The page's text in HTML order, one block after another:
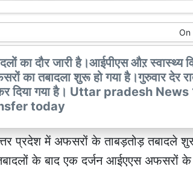
On
का दौर जारी है।आईपीएस औऱ स्वास्थ्य
का तबादला शुरू हो गया है।गुरुवार देर
दिया गया है। Uttar pradesh
today
प्रदेश में अफसरों के ताबड़तोड़ तबादले
के बाद एक दर्जन आईएएस अफसरों